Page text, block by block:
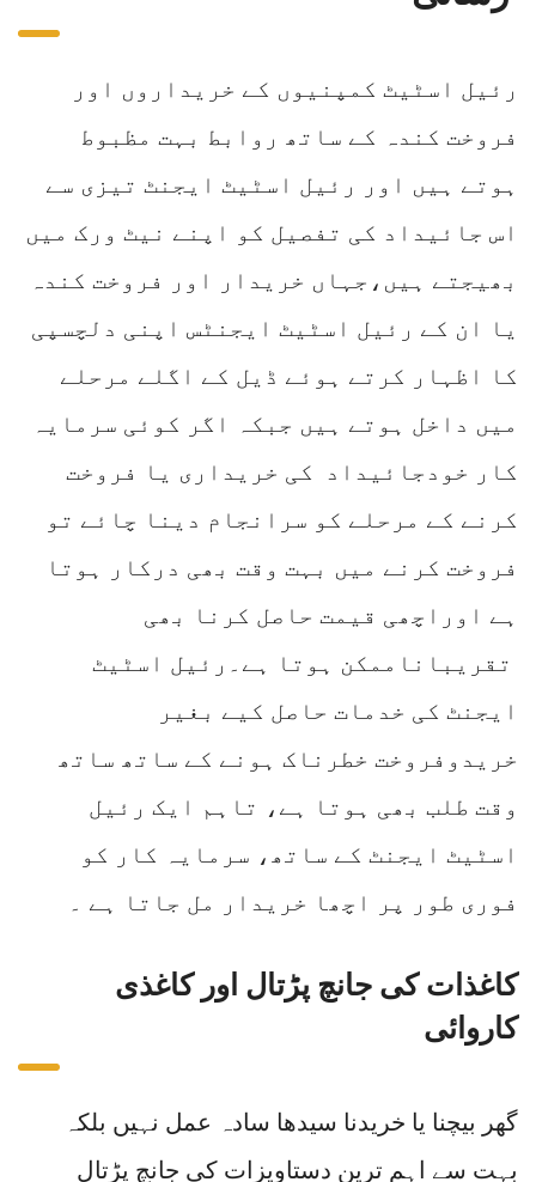
رئیل اسٹیٹ کمپنیوں کے خریداروں اور
فروخت کندہ کے ساتھ روابط بہت مظبوط
ہوتے ہیں اور رئیل اسٹیٹ ایجنٹ تیزی سے
اس جائیداد کی تفصیل کو اپنے نیٹ ورک میں
بھیجتے ہیں،جہاں خریدار اور فروخت کندہ
یا ان کے رئیل اسٹیٹ ایجنٹس اپنی دلچسپی
کا اظہار کرتے ہوئے ڈیل کے اگلے مرحلے
میں داخل ہوتے ہیں جبکہ اگر کوئی سرمایہ
کار خودجائیداد کی خریداری یا فروخت
کرنے کے مرحلے کو سرانجام دینا چائے تو
فروخت کرنے میں بہت وقت بھی درکار ہوتا
ہے اوراچھی قیمت حاصل کرنا بھی
تقریباناممکن ہوتا ہے۔رئیل اسٹیٹ
ایجنٹ کی خدمات حاصل کیے بغیر
خریدوفروخت خطرناک ہونے کے ساتھ ساتھ
وقت طلب بھی ہوتا ہے، تاہم ایک رئیل
اسٹیٹ ایجنٹ کے ساتھ، سرمایہ کار کو
فوری طور پر اچھا خریدار مل جاتا ہے ۔
کاغذات کی جانچ پڑتال اور کاغذی
کاروائی
گھر بیچنا یا خریدنا سیدھا سادہ عمل نہیں بلکہ
بہت سے اہم ترین دستاویزات کی جانچ پڑتال